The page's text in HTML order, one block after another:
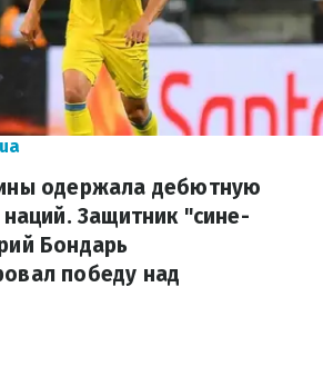
одержала дебютную
Защитник "сине-
Бондарь
победу над